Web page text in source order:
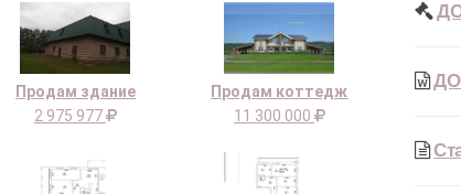
Продам здание
2 975 977
Продам коттедж
11 300 000